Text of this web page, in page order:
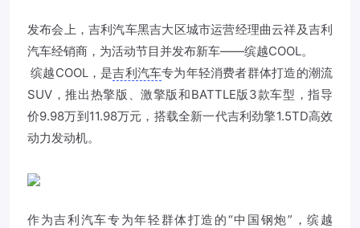
发布会上，吉利汽车黑吉大区城市运营经理曲云祥及吉利
汽车经销商，为活动节目并发布新车——缤越COOL。
​ 缤越COOL，是吉利汽车专为年轻消费者群体打造的潮流
SUV，推出热擎版、激擎版和BATTLE版3款车型，指导
价9.98万到11.98万元，搭载全新一代吉利劲擎1.5TD高效
动力发动机。
作为吉利汽车专为年轻群体打造的“中国钢炮”，缤越